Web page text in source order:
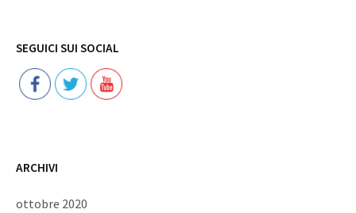
SEGUICI SUI SOCIAL
ARCHIVI
ottobre 2020